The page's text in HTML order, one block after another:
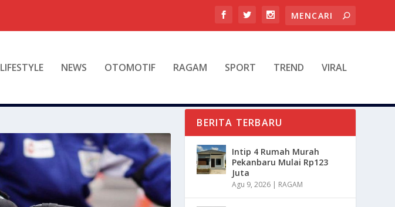
LIFESTYLE NEWS OTOMOTIF RAGAM SPORT TREND VIRAL
BERITA TERBARU
Intip 4 Rumah Murah
Pekanbaru Mulai Rp123
Juta
Agu 9, 2026 | RAGAM